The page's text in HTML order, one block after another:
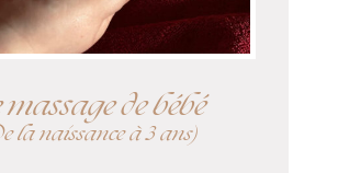
de bébé
la naissance à 3 ans)